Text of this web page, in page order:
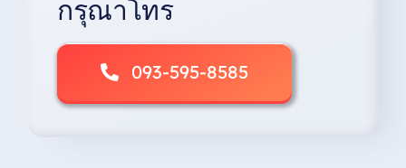
กรุณาโทร
093-595-8585